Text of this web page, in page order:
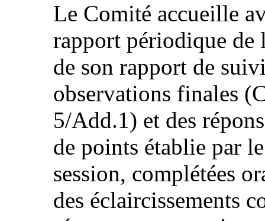
Le Comité accueille
rapport périodique de
de son rapport de
observations finales
5/Add.1) et des
de points établie par
session, complétées
des éclaircissements